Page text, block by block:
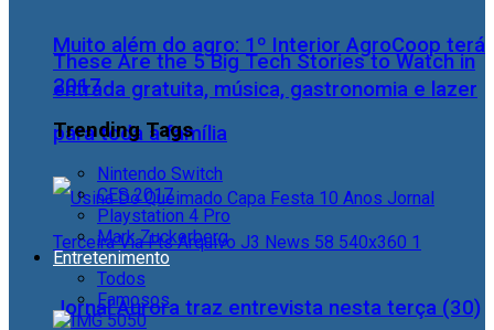
Muito além do agro: 1º Interior AgroCoop terá
entrada gratuita, música, gastronomia e lazer
para toda a família
Jornal Aurora traz entrevista nesta terça (30)
These Are the 5 Big Tech Stories to Watch in
2017
Trending Tags
Nintendo Switch
CES 2017
Playstation 4 Pro
Mark Zuckerberg
Entretenimento
Todos
Famosos